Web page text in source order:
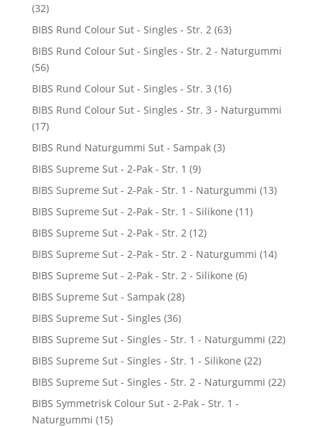
(32)
BIBS Rund Colour Sut - Singles - Str. 2 (63)
BIBS Rund Colour Sut - Singles - Str. 2 - Naturgummi
(56)
BIBS Rund Colour Sut - Singles - Str. 3 (16)
BIBS Rund Colour Sut - Singles - Str. 3 - Naturgummi
(17)
BIBS Rund Naturgummi Sut - Sampak (3)
BIBS Supreme Sut - 2-Pak - Str. 1 (9)
BIBS Supreme Sut - 2-Pak - Str. 1 - Naturgummi (13)
BIBS Supreme Sut - 2-Pak - Str. 1 - Silikone (11)
BIBS Supreme Sut - 2-Pak - Str. 2 (12)
BIBS Supreme Sut - 2-Pak - Str. 2 - Naturgummi (14)
BIBS Supreme Sut - 2-Pak - Str. 2 - Silikone (6)
BIBS Supreme Sut - Sampak (28)
BIBS Supreme Sut - Singles (36)
BIBS Supreme Sut - Singles - Str. 1 - Naturgummi (22)
BIBS Supreme Sut - Singles - Str. 1 - Silikone (22)
BIBS Supreme Sut - Singles - Str. 2 - Naturgummi (22)
BIBS Symmetrisk Colour Sut - 2-Pak - Str. 1 -
Naturgummi (15)